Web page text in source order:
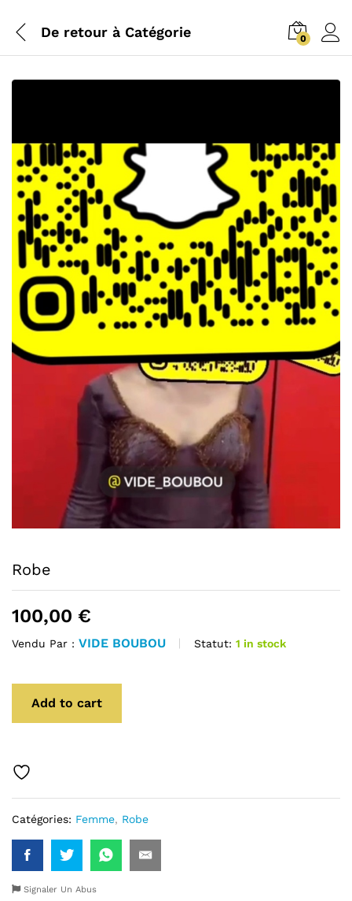
De retour à Catégorie 0
Robe
100,00 €
Vendu Par : VIDE BOUBOU Statut: 1 in stock
Add to cart
Catégories: Femme, Robe
Signaler Un Abus